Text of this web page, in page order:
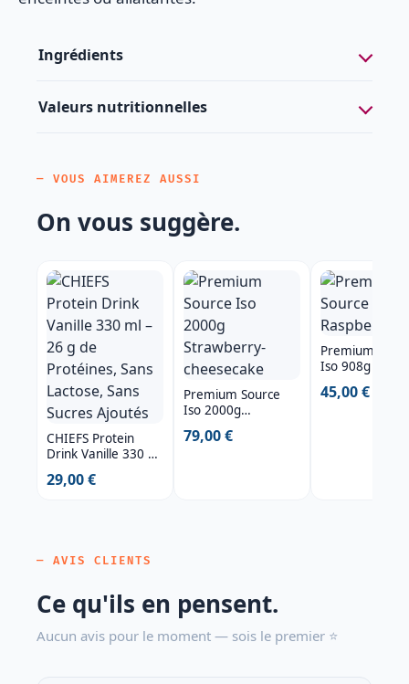
Ingrédients
Valeurs nutritionnelles
— VOUS AIMEREZ AUSSI
On vous suggère.
CHIEFS Protein
Drink Vanille 330 ml
Sans Lactose, Sans
29,00 €
Premium Source
Iso 2000g
cheesecake
79,00 €
Premium
Iso 908g
45,00 €
— AVIS CLIENTS
Ce qu'ils en pensent.
Aucun avis pour le moment — sois le premier ⭐